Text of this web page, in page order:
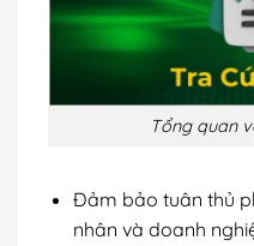
Tổng quan
Đảm bảo tuân thủ
nhân và doanh